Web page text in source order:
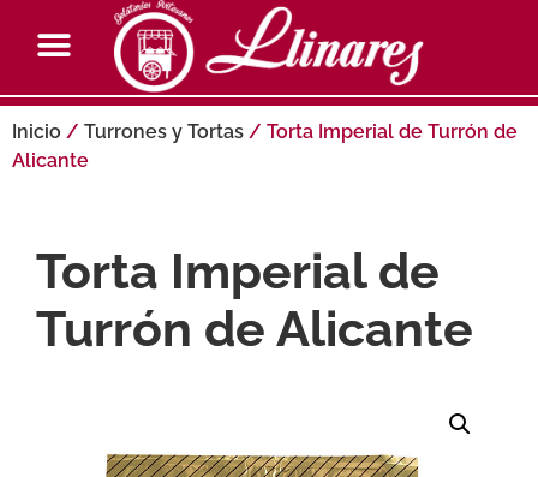
Inicio / Turrones y Tortas / Torta Imperial de Turrón de
Alicante
Torta Imperial de
Turrón de Alicante